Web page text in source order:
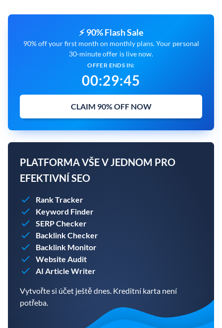
⚡ 90% Flash Sale
90% off your first month on monthly plans. Your personal
30-minute offer is live now.
OFFER ENDS IN:
00:29:43
CLAIM 90% OFF NOW
PLATFORMA VŠE V JEDNOM PRO
EFEKTIVNÍ SEO
Rank Tracker
Keyword Finder
SERP Checker
Backlink Checker
Backlink Monitor
Website Audit
AI Article Writer
Vytvořte si účet ještě dnes. Kreditní karta není
potřeba.